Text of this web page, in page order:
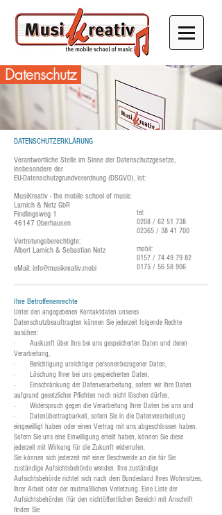
Datenschutz
DATENSCHUTZERKLÄRUNG
Verantwortliche Stelle im Sinne der Datenschutzgesetze,
insbesondere der
EU-Datenschutzgrundverordnung (DSGVO), ist:
MusiKreativ - the mobile school of music
Lamich & Netz GbR
Findlingsweg 1
46147 Oberhausen
Vertretungsberechtigte:
Albert Lamich & Sebastian Netz
eMail: info@musikreativ.mobi
tel:
0208 / 62 51 738
02365 / 38 41 700
mobil:
0157 / 74 49 79 82
0175 / 56 58 906
Ihre Betroffenenrechte
Unter den angegebenen Kontaktdaten unseres
Datenschutzbeauftragten können Sie jederzeit folgende Rechte
ausüben:
· Auskunft über Ihre bei uns gespeicherten Daten und deren
Verarbeitung,
· Berichtigung unrichtiger personenbezogener Daten,
· Löschung Ihrer bei uns gespeicherten Daten,
· Einschränkung der Datenverarbeitung, sofern wir Ihre Daten
aufgrund gesetzlicher Pflichten noch nicht löschen dürfen,
· Widerspruch gegen die Verarbeitung Ihrer Daten bei uns und
· Datenübertragbarkeit, sofern Sie in die Datenverarbeitung
eingewilligt haben oder einen Vertrag mit uns abgeschlossen haben.
Sofern Sie uns eine Einwilligung erteilt haben, können Sie diese
jederzeit mit Wirkung für die Zukunft widerrufen.
Sie können sich jederzeit mit einer Beschwerde an die für Sie
zuständige Aufsichtsbehörde wenden. Ihre zuständige
Aufsichtsbehörde richtet sich nach dem Bundesland Ihres Wohnsitzes,
Ihrer Arbeit oder der mutmaßlichen Verletzung. Eine Liste der
Aufsichtsbehörden (für den nichtöffentlichen Bereich) mit Anschrift
finden Sie